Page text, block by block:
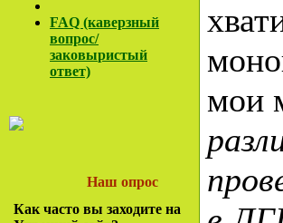
FAQ (каверзный
вопрос/
заковыристый
ответ)
Наш опрос
Как часто вы заходите на
мои